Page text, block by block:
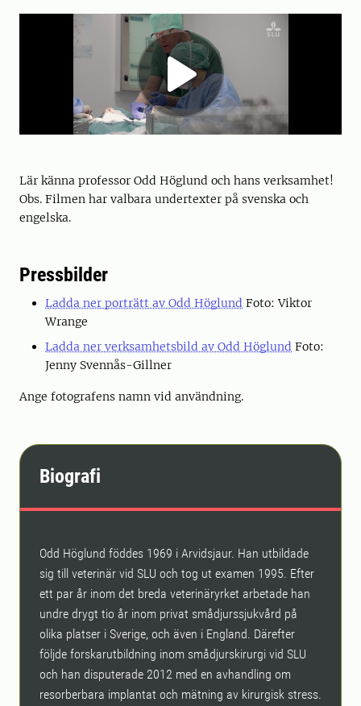
Lär känna professor Odd Höglund och hans verksamhet!
Obs. Filmen har valbara undertexter på svenska och
engelska.
Pressbilder
Ladda ner porträtt av Odd Höglund Foto: Viktor
Wrange
Ladda ner verksamhetsbild av Odd Höglund Foto:
Jenny Svennås-Gillner
Ange fotografens namn vid användning.
Biografi
Odd Höglund föddes 1969 i Arvidsjaur. Han utbildade
sig till veterinär vid SLU och tog ut examen 1995. Efter
ett par år inom det breda veterinäryrket arbetade han
undre drygt tio år inom privat smådjurssjukvård på
olika platser i Sverige, och även i England. Därefter
följde forskarutbildning inom smådjurskirurgi vid SLU
och han disputerade 2012 med en avhandling om
resorberbara implantat och mätning av kirurgisk stress.